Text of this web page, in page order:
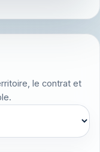
le contrat et